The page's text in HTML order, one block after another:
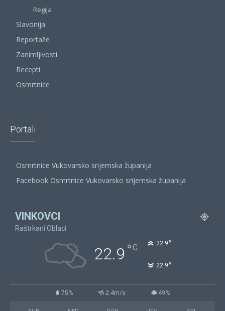
Regija
Slavonija
Reportaže
Zanimljivosti
Recepti
Osmrtnice
Portali
Osmrtnice Vukovarsko srijemska županija
Facebook Osmrtnice Vukovarsko srijemska županija
VINKOVCI
Raštrkani Oblaci
22.9 °C 22.9°
22.9°
75% 2.4m/s 49%